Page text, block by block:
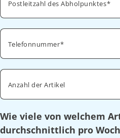
Postleitzahl des Abholpunktes
Telefonnummer
Anzahl der Artikel
Wie viele von welchem
durchschnittlich pro